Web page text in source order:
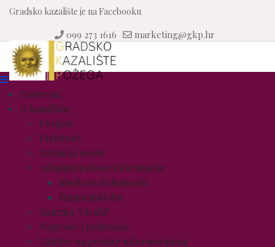
Gradsko kazalište je na Facebooku
099 273 1616 marketing@gkp.hr
Naslovna
O kazalištu
Povijest
Djelatnici
Tehnički uvjeti
Administrativne informacije
Službeni dokumenti
Financijski dio
Galerija "Ciraki"
Nagrade i priznanja
Zahtjev za pristup informacijama